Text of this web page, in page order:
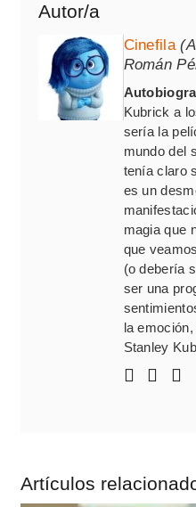
Autor/a
Cinefila
Román
Kubrick a
sería la
mundo del
tenía claro
es un
magia que
que
(o debería
ser una
la
Stanley
Artículos